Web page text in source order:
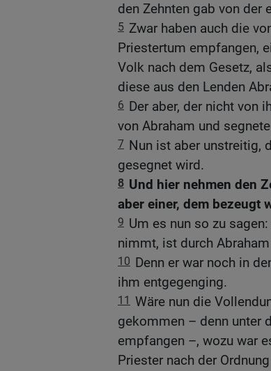
den Zehnten gab von der
5 Zwar haben auch die
Priestertum empfangen,
Volk nach dem Gesetz,
diese aus den Lenden
6 Der aber, der nicht von
von Abraham und
7 Nun ist aber unstreitig,
gesegnet wird.
8 Und hier nehmen den
aber einer, dem bezeugt
9 Um es nun so zu
nimmt, ist durch
10 Denn er war noch in
ihm entgegenging.
11 Wäre nun die
gekommen – denn unter
empfangen –, wozu war
Priester nach der